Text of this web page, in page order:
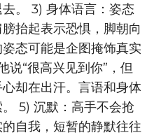
。 3) 身体语言：姿态
抬起表示恐惧，脚朝向
态可能是企图掩饰真实
说“很高兴见到你”，但
却在出汗。言语和身体
5) 沉默：高手不会抢
自我，短暂的静默往往